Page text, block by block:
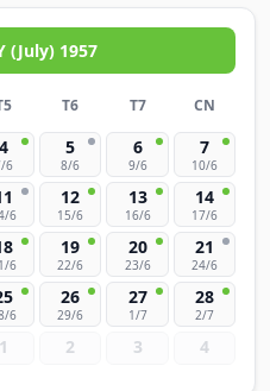
(July) 1957
T6 T7 CN
4
6
5
8/6
6
9/6
7
10/6
6
12
15/6
13
16/6
14
17/6
6
19
22/6
20
23/6
21
24/6
6
26
29/6
27
1/7
28
2/7
1 2 3 4